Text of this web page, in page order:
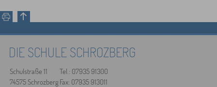
DIE SCHULE SCHROZBERG
Schulstraße 11
Tel.: 07935 91300
74575 SchrozbergFax: 07935 913011